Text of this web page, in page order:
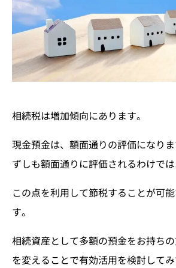
相続税は増加傾向にあります。
現金預金は、額面通りの評価になり
ずしも額面通りに評価されるわけでは
この点を利用して節税することが可
す。
相続資産として多額の預金をお持ち
を変えることで有効活用を検討して